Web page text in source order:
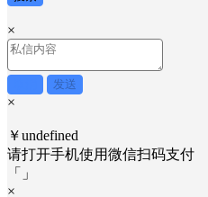
×
发送
×
￥undefined
请打开手机使用微信扫码支付
「
」
×